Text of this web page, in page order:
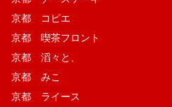
京都 コピエ
京都 喫茶フロント
京都 滔々と、
京都 みこ
京都 ライース